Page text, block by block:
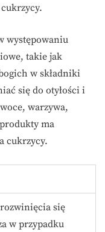
występowaniu
takie jak
w składniki
się do otyłości i
warzywa,
ma
cukrzycy.
się
w przypadku